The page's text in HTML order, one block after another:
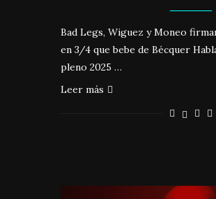
Bad Legs, Wiguez y Moneo
en 3/4 que bebe de Bécquer
pleno 2025 …
Leer más